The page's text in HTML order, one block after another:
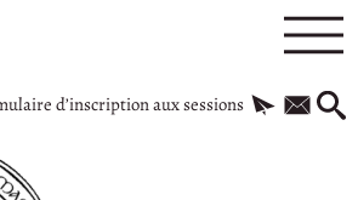
d’inscription aux sessions